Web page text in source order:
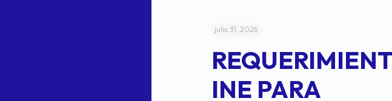
julio 31, 2026
INE PARA